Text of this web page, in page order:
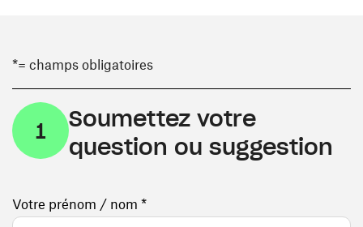
*= champs obligatoires
1
Soumettez votre
question ou suggestion
Votre prénom / nom *